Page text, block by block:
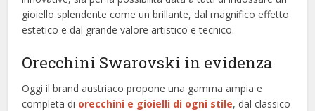
gioiello splendente come un brillante, dal magnifico effetto
estetico e dal grande valore artistico e tecnico.
Orecchini Swarovski in evidenza
Oggi il brand austriaco propone una gamma ampia e
completa di orecchini e gioielli di ogni stile, dal classico